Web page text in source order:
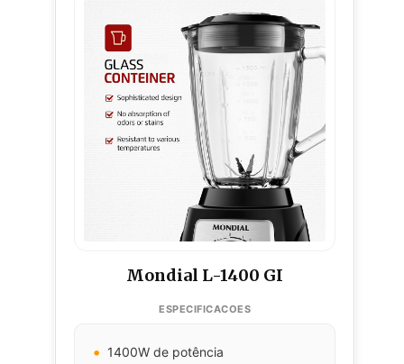
Mondial L-1400 GI
1400W de potência